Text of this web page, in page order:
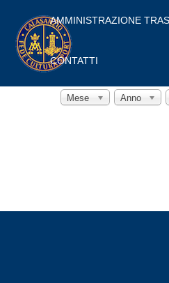
AMMINISTRAZIONE
CONTATTI
Mese Anno